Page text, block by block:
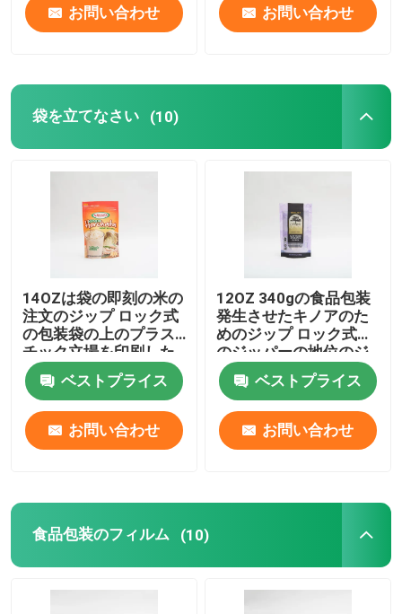
コーヒー包装袋
袋を立てなさい
再生利用できる袋の食品包装
熱成形のフィルム
ふたの印刷されたフィルム
プラスチック包装のフィルム
お問い合わせ お問い合わせ
袋を立てなさい (10)
14OZは袋の即刻の米の
注文のジップ ロック式
の包装袋の上のプラス
チック立場を印刷した
ベストプライス
お問い合わせ
12OZ 340gの食品包装
発生させたキノアのた
めのジップ ロック式袋
のジッパーの地位のジ
ッパーの袋
ベストプライス
お問い合わせ
食品包装のフィルム (10)